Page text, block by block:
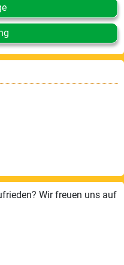
Wir freuen uns auf